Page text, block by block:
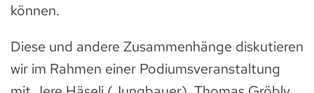
können.
Diese und andere Zusammenhänge diskutieren
wir im Rahmen einer Podiumsveranstaltung